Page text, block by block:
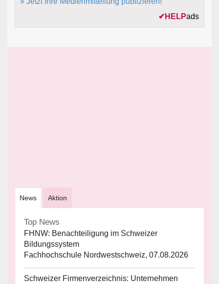
✔ HELPads
News Aktion
Top News
FHNW: Benachteiligung im Schweizer
Bildungssystem
Fachhochschule Nordwestschweiz, 07.08.2026
Schweizer Firmenverzeichnis: Unternehmen